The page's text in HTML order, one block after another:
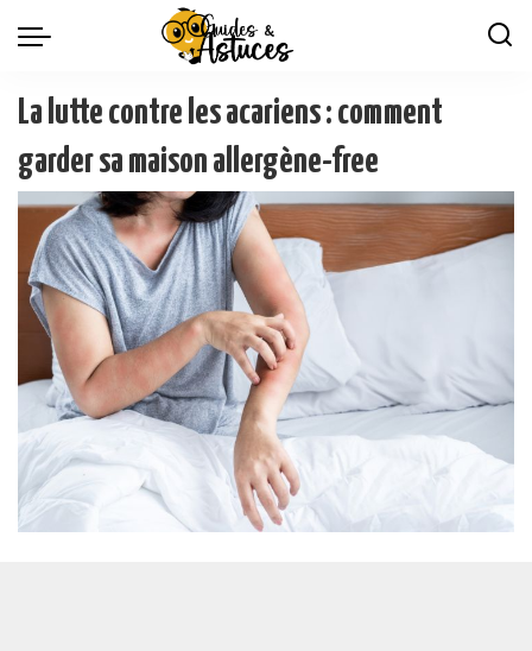
La lutte contre les acariens : comment
garder sa maison allergène-free